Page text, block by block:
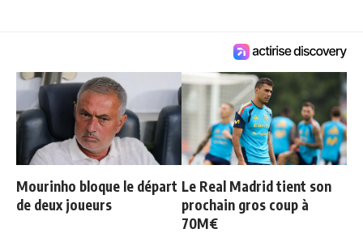
Mourinho bloque le départ
de deux joueurs
Le Real Madrid tient son
prochain gros coup à
70M€